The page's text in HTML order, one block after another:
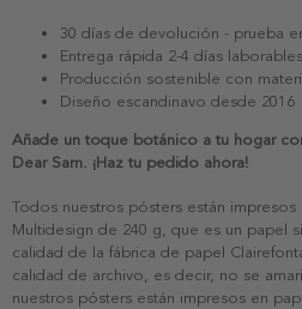
30 días de devolución - prueba
Entrega rápida 2-4 días laborables
Producción sostenible con
Diseño escandinavo desde 2016
Añade un toque botánico a tu hogar
Dear Sam. ¡Haz tu pedido ahora!
Todos nuestros pósters están
Multidesign de 240 g, que es un papel
calidad de la fábrica de papel
calidad de archivo, es decir, no se
nuestros pósters están impresos en